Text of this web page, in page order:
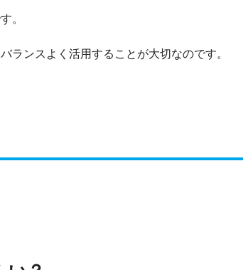
。
ランスよく活用することが大切なのです。